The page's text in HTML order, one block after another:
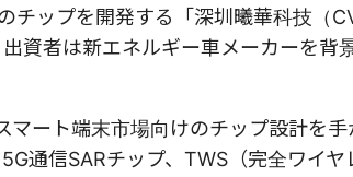
チップを開発する「深圳曦華科技（
資者は新エネルギー車メーカーを背
ート端末市場向けのチップ設計を
通信SARチップ、TWS（完全ワイ